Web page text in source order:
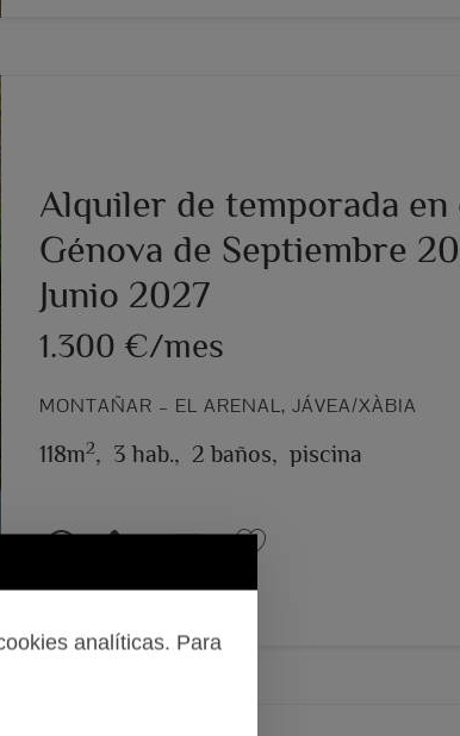
analíticas. Para
Alquiler de temporada en
Génova de Septiembre
Junio 2027
1.300 €/mes
MONTAÑAR – EL ARENAL, JÁVEA/XÀBIA
118m2, 3 hab., 2 baños, piscina